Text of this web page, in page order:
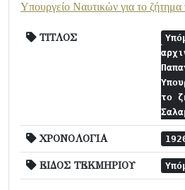
Υπουργείο Ναυτικών για το
ΤΙΤΛΟΣ
το
ΧΡΟΝΟΛΟΓΙΑ
ΕΙΔΟΣ ΤΕΚΜΗΡΙΟΥ